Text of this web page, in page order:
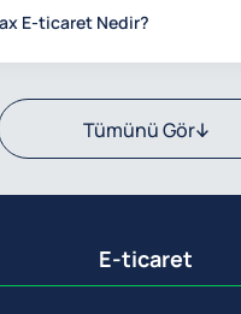
E-ticaret Nedir?
Tümünü Gör
E-ticaret